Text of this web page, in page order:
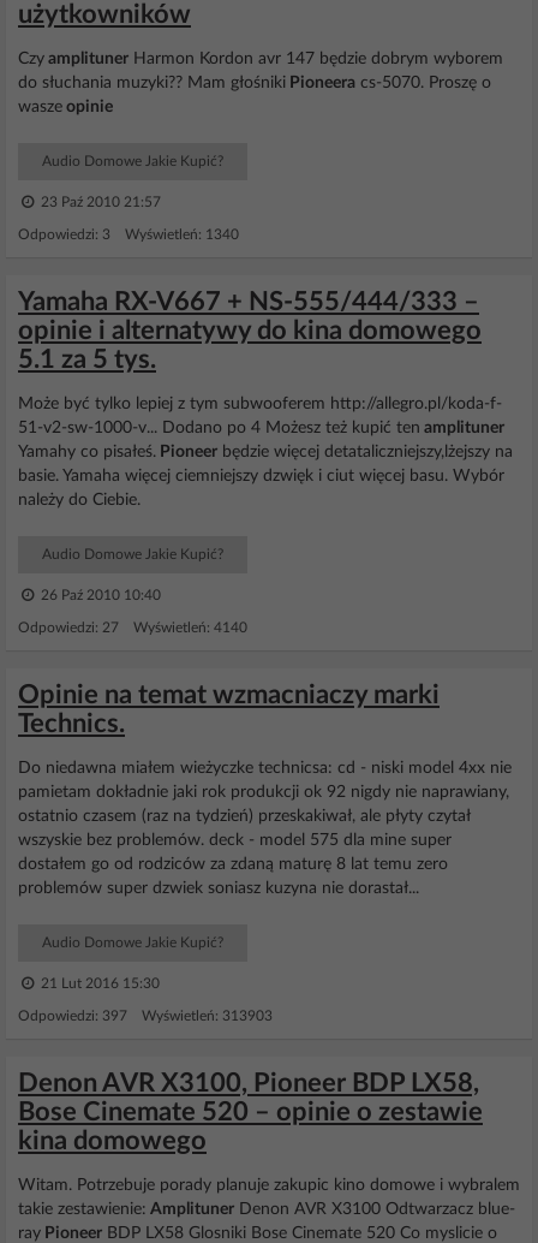
użytkowników
Czy amplituner Harmon Kordon avr 147 będzie dobrym wyborem
do słuchania muzyki?? Mam głośniki Pioneera cs-5070. Proszę o
wasze opinie
Audio Domowe Jakie Kupić?
23 Paź 2010 21:57
Odpowiedzi: 3 Wyświetleń: 1340
Yamaha RX-V667 + NS-555/444/333 –
opinie i alternatywy do kina domowego
5.1 za 5 tys.
Może być tylko lepiej z tym subwooferem http://allegro.pl/koda-f-
51-v2-sw-1000-v... Dodano po 4 Możesz też kupić ten amplituner
Yamahy co pisałeś. Pioneer będzie więcej detataliczniejszy,lżejszy na
basie. Yamaha więcej ciemniejszy dzwięk i ciut więcej basu. Wybór
należy do Ciebie.
Audio Domowe Jakie Kupić?
26 Paź 2010 10:40
Odpowiedzi: 27 Wyświetleń: 4140
Opinie na temat wzmacniaczy marki
Technics.
Do niedawna miałem wieżyczke technicsa: cd - niski model 4xx nie
pamietam dokładnie jaki rok produkcji ok 92 nigdy nie naprawiany,
ostatnio czasem (raz na tydzień) przeskakiwał, ale płyty czytał
wszyskie bez problemów. deck - model 575 dla mine super
dostałem go od rodziców za zdaną maturę 8 lat temu zero
problemów super dzwiek soniasz kuzyna nie dorastał...
Audio Domowe Jakie Kupić?
21 Lut 2016 15:30
Odpowiedzi: 397 Wyświetleń: 313903
Denon AVR X3100, Pioneer BDP LX58,
Bose Cinemate 520 – opinie o zestawie
kina domowego
Witam. Potrzebuje porady planuje zakupic kino domowe i wybralem
takie zestawienie: Amplituner Denon AVR X3100 Odtwarzacz blue-
ray Pioneer BDP LX58 Glosniki Bose Cinemate 520 Co myslicie o